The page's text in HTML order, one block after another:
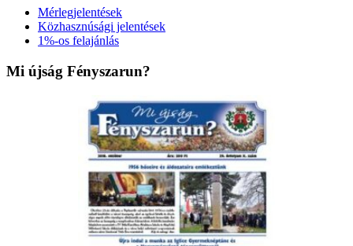
Mérlegjelentések
Közhasznúsági jelentések
1%-os felajánlás
Mi újság Fényszarun?